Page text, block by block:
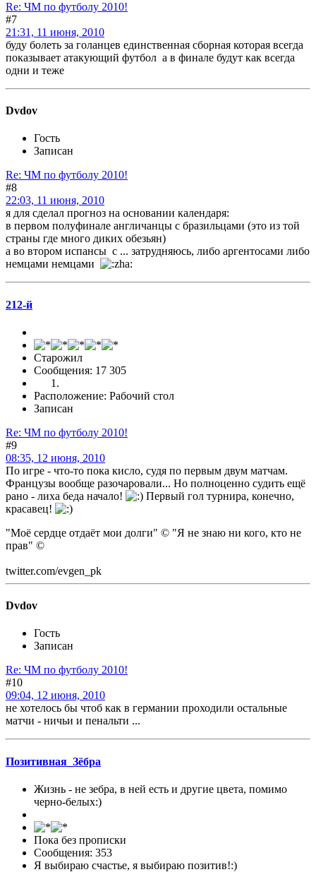
Re: ЧМ по футболу 2010!
#7
21:31, 11 июня, 2010
буду болеть за голанцев единственная сборная которая всегда
показывает атакующий футбол а в финале будут как всегда
одни и теже
Dvdov
Гость
Записан
Re: ЧМ по футболу 2010!
#8
22:03, 11 июня, 2010
я для сделал прогноз на основании календаря:
в первом полуфинале англичанцы с бразильцами (это из той
страны где много диких обезьян)
а во втором испансы с ... затрудняюсь, либо аргентосами либо
немцами немцами
212-й
Старожил
Сообщения: 17 305
Расположение: Рабочий стол
Записан
Re: ЧМ по футболу 2010!
#9
08:35, 12 июня, 2010
По игре - что-то пока кисло, судя по первым двум матчам.
Французы вообще разочаровали... Но полноценно судить ещё
рано - лиха беда начало!
Первый гол турнира, конечно,
красавец!
"Моё сердце отдаёт мои долги" © "Я не знаю ни кого, кто не
прав" ©
twitter.com/evgen_pk
Dvdov
Гость
Записан
Re: ЧМ по футболу 2010!
#10
09:04, 12 июня, 2010
не хотелось бы чтоб как в германии проходили остальные
матчи - ничьи и пенальти ...
Позитивная_Зёбра
Жизнь - не зебра, в ней есть и другие цвета, помимо
черно-белых:)
Пока без прописки
Сообщения: 353
Я выбираю счастье, я выбираю позитив!:)